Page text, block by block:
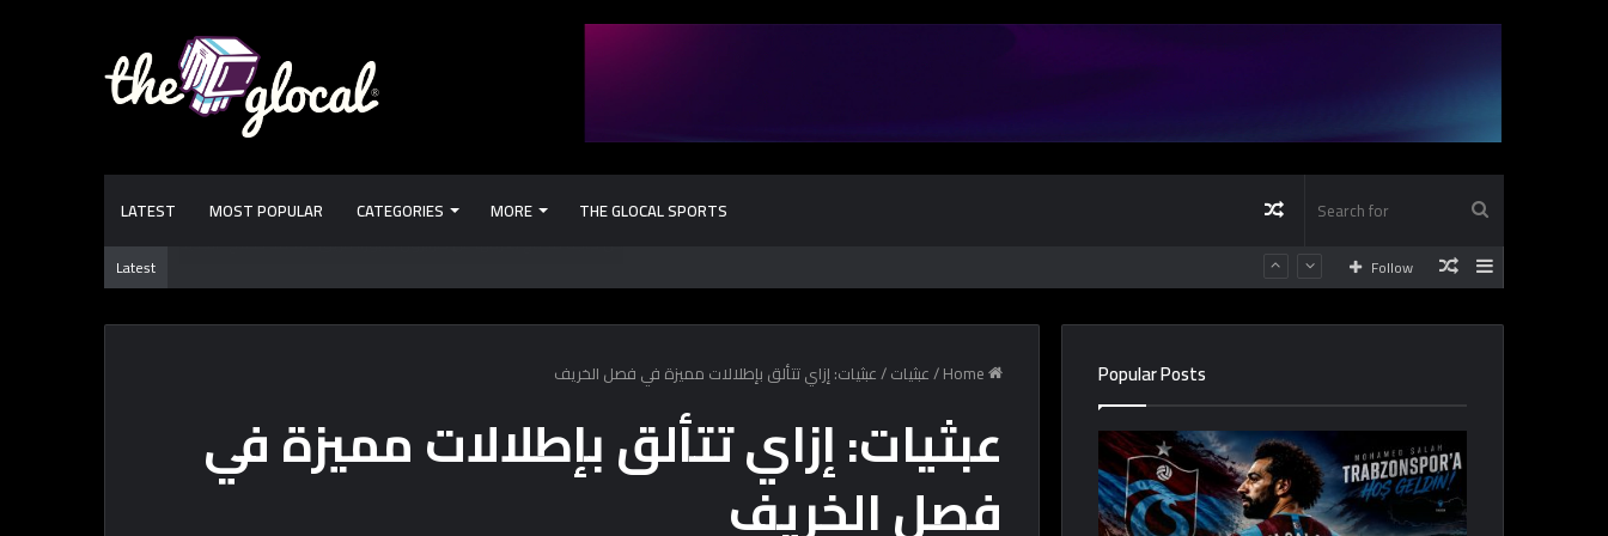
LATEST MOST POPULAR CATEGORIES MORE THE GLOCAL SPORTS
for
Random
Article
Latest
Random
Follow
/عبثيات/عبثيات: إزاي تتألق بإطلالات مميزة في فصل الخريف
عبثيات: إزاي تتألق بإطلالات مميزة في
فصل الخريف
Popular Posts